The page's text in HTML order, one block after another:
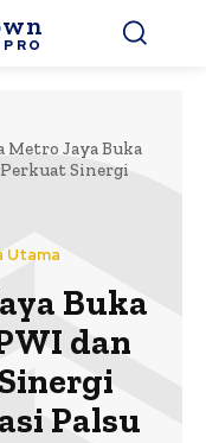
Metro Jaya Buka
Sinergi
Utama
Buka
dan
Palsu